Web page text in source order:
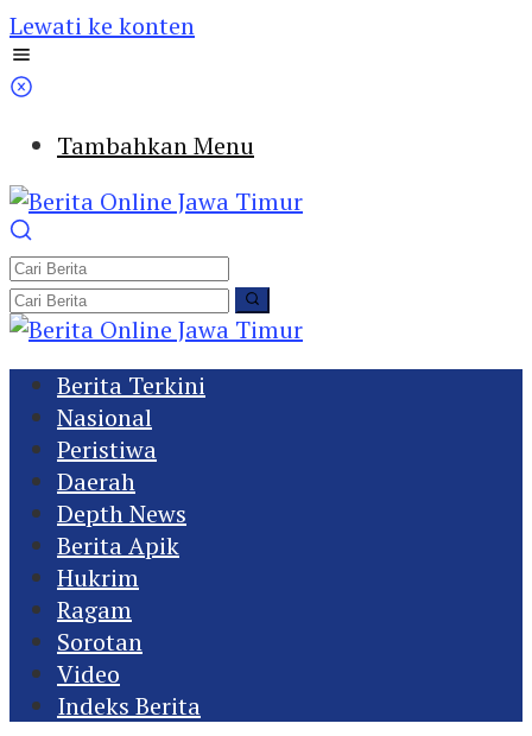
Lewati ke konten
Tambahkan Menu
Berita Terkini
Nasional
Peristiwa
Daerah
Depth News
Berita Apik
Hukrim
Ragam
Sorotan
Video
Indeks Berita